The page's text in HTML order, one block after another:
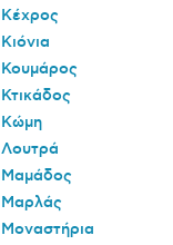
Κέχρος
Κιόνια
Κουμάρος
Κτικάδος
Κώμη
Λουτρά
Μαμάδος
Μαρλάς
Μοναστήρια